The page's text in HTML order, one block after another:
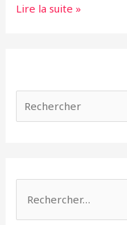
Wally,
égarée
en
l’agonie
Lire la suite »